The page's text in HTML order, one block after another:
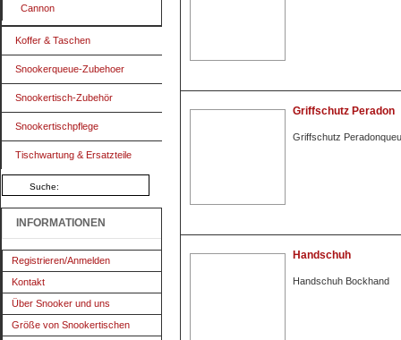
Cannon
Koffer & Taschen
Snookerqueue-Zubehoer
Snookertisch-Zubehör
Snookertischpflege
Tischwartung & Ersatzteile
INFORMATIONEN
Registrieren/Anmelden
Kontakt
Über Snooker und uns
Größe von Snookertischen
Griffschutz Peradon
Griffschutz
Handschuh
Handschuh Bockhand